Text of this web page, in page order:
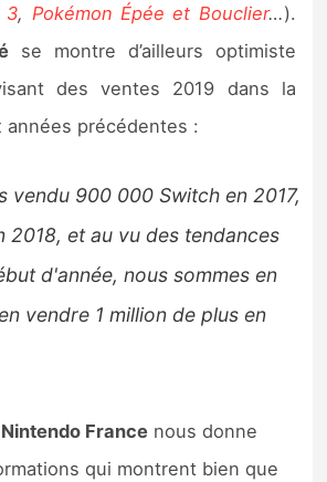
3, Pokémon Épée et Bouclier…).
se montre d’ailleurs optimiste
des ventes 2019 dans la
années précédentes :
vendu 900 000 Switch en 2017,
2018, et au vu des tendances
d'année, nous sommes en
vendre 1 million de plus en
Nintendo France nous donne
qui montrent bien que